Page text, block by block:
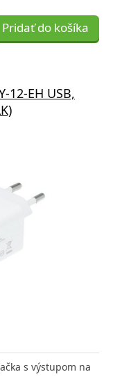
Pridať do košíka
12-EH USB,
s výstupom na